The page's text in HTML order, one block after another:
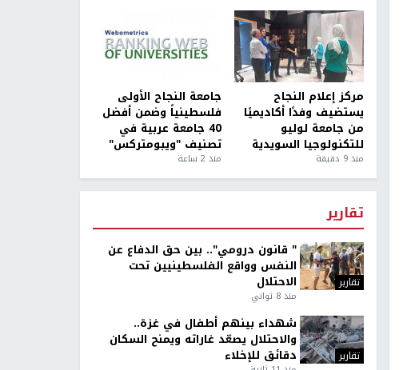
مركز إعلام النجاح
يستضيف وفدًا أكاديميًا
من جامعة لوليو
للتكنولوجيا السويدية
منذ 9 دقيقة
جامعة النجاح الأولى
فلسطينياً وضمن أفضل
40 جامعة عربية في
تصنيف "ويبومتركس"
منذ 2 ساعة
تقارير
تقارير
" قانون درومي".. بين حق الدفاع عن
النفس وواقع الفلسطينيين تحت
الاحتلال
منذ 8 ثواني
تقارير
شهداء بينهم أطفال في غزة..
والاحتلال يصعّد غاراته ويمنح السكان
دقائق للإخلاء